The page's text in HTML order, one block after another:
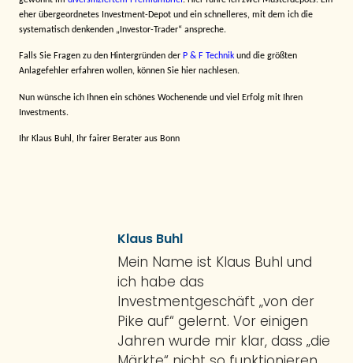
eher übergeordnetes Investment-Depot und ein schnelleres, mit dem ich die
systematisch denkenden „Investor-Trader“ anspreche.
Falls Sie Fragen zu den Hintergründen der P & F Technik und die größten
Anlagefehler erfahren wollen, können Sie hier nachlesen.
Nun wünsche ich Ihnen ein schönes Wochenende und viel Erfolg mit Ihren
Investments.
Ihr Klaus Buhl, Ihr fairer Berater aus Bonn
Klaus Buhl
Mein Name ist Klaus Buhl und
ich habe das
Investmentgeschäft „von der
Pike auf“ gelernt. Vor einigen
Jahren wurde mir klar, dass „die